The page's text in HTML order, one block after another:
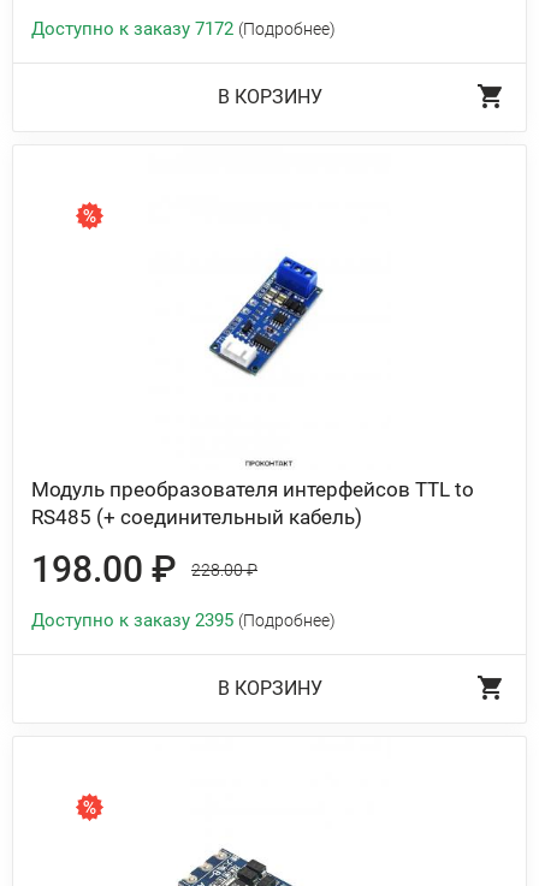
Доступно к заказу 7172 (Подробнее)
В КОРЗИНУ
Модуль преобразователя интерфейсов TTL to
RS485 (+ соединительный кабель)
198.00 ₽ 228.00 ₽
Доступно к заказу 2395 (Подробнее)
В КОРЗИНУ